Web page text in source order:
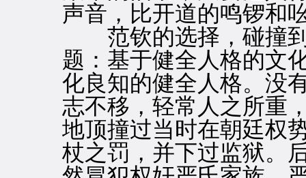
声音，比开道的鸣锣和
范钦的选择，碰撞到
题：基于健全人格的文
化良知的健全人格。没
志不移，轻常人之所重
地顶撞过当时在朝廷权
杖之罚，并下过监狱。